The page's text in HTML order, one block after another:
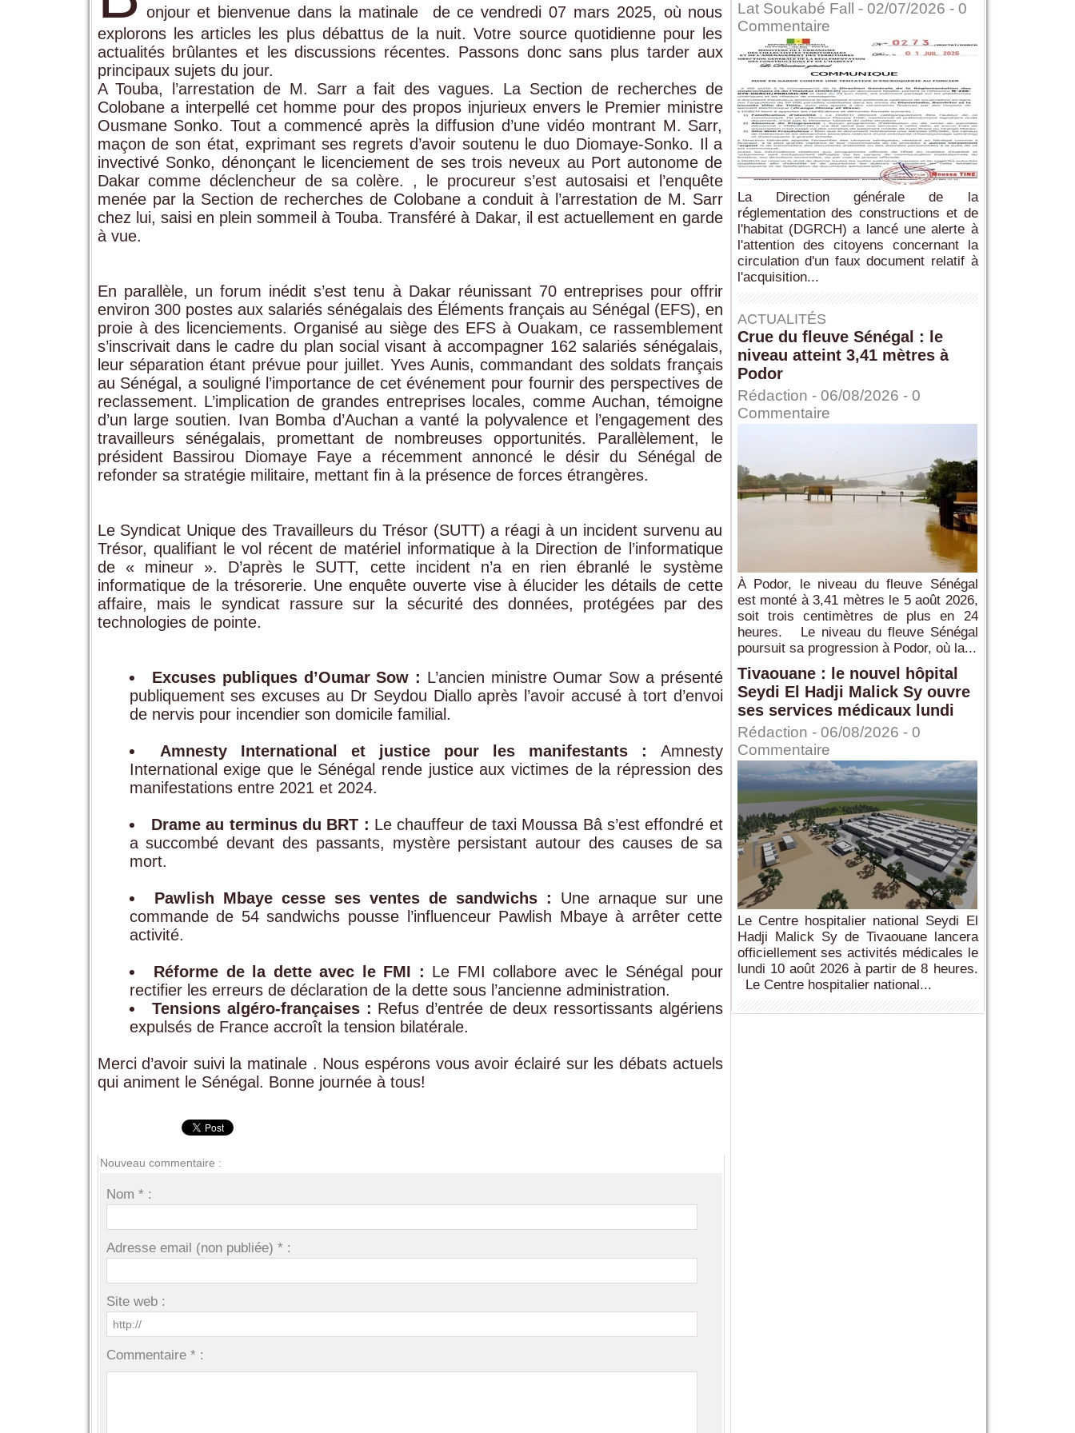
onjour et bienvenue dans la matinale de ce vendredi 07 mars 2025, où nous
explorons les articles les plus débattus de la nuit. Votre source quotidienne pour les
actualités brûlantes et les discussions récentes. Passons donc sans plus tarder aux
principaux sujets du jour.
A Touba, l’arrestation de M. Sarr a fait des vagues. La Section de recherches de
Colobane a interpellé cet homme pour des propos injurieux envers le Premier ministre
Ousmane Sonko. Tout a commencé après la diffusion d’une vidéo montrant M. Sarr,
maçon de son état, exprimant ses regrets d’avoir soutenu le duo Diomaye-Sonko. Il a
invectivé Sonko, dénonçant le licenciement de ses trois neveux au Port autonome de
Dakar comme déclencheur de sa colère. , le procureur s’est autosaisi et l’enquête
menée par la Section de recherches de Colobane a conduit à l’arrestation de M. Sarr
chez lui, saisi en plein sommeil à Touba. Transféré à Dakar, il est actuellement en garde
à vue.
En parallèle, un forum inédit s’est tenu à Dakar réunissant 70 entreprises pour offrir
environ 300 postes aux salariés sénégalais des Éléments français au Sénégal (EFS), en
proie à des licenciements. Organisé au siège des EFS à Ouakam, ce rassemblement
s’inscrivait dans le cadre du plan social visant à accompagner 162 salariés sénégalais,
leur séparation étant prévue pour juillet. Yves Aunis, commandant des soldats français
au Sénégal, a souligné l’importance de cet événement pour fournir des perspectives de
reclassement. L’implication de grandes entreprises locales, comme Auchan, témoigne
d’un large soutien. Ivan Bomba d’Auchan a vanté la polyvalence et l’engagement des
travailleurs sénégalais, promettant de nombreuses opportunités. Parallèlement, le
président Bassirou Diomaye Faye a récemment annoncé le désir du Sénégal de
refonder sa stratégie militaire, mettant fin à la présence de forces étrangères.
Le Syndicat Unique des Travailleurs du Trésor (SUTT) a réagi à un incident survenu au
Trésor, qualifiant le vol récent de matériel informatique à la Direction de l’informatique
de « mineur ». D’après le SUTT, cette incident n’a en rien ébranlé le système
informatique de la trésorerie. Une enquête ouverte vise à élucider les détails de cette
affaire, mais le syndicat rassure sur la sécurité des données, protégées par des
technologies de pointe.
Excuses publiques d’Oumar Sow : L’ancien ministre Oumar Sow a présenté
publiquement ses excuses au Dr Seydou Diallo après l’avoir accusé à tort d’envoi
de nervis pour incendier son domicile familial.
Amnesty International et justice pour les manifestants :
Amnesty
International exige que le Sénégal rende justice aux victimes de la répression des
manifestations entre 2021 et 2024.
Drame au terminus du BRT : Le chauffeur de taxi Moussa Bâ s’est effondré et
a succombé devant des passants, mystère persistant autour des causes de sa
mort.
Pawlish Mbaye cesse ses ventes de sandwichs : Une arnaque sur une
commande de 54 sandwichs pousse l’influenceur Pawlish Mbaye à arrêter cette
activité.
Réforme de la dette avec le FMI : Le FMI collabore avec le Sénégal pour
rectifier les erreurs de déclaration de la dette sous l’ancienne administration.
Tensions algéro-françaises : Refus d’entrée de deux ressortissants algériens
expulsés de France accroît la tension bilatérale.
Merci d’avoir suivi la matinale . Nous espérons vous avoir éclairé sur les débats actuels
qui animent le Sénégal. Bonne journée à tous!
Nouveau commentaire :
Nom * :
Adresse email (non publiée) * :
Site web :
Commentaire * :
Lat Soukabé Fall - 02/07/2026 - 0
Commentaire
La Direction générale de la
réglementation des constructions et de
l'habitat (DGRCH) a lancé une alerte à
l'attention des citoyens concernant la
circulation d'un faux document relatif à
l'acquisition...
ACTUALITÉS
Crue du fleuve Sénégal : le
niveau atteint 3,41 mètres à
Podor
Rédaction - 06/08/2026 - 0
Commentaire
À Podor, le niveau du fleuve Sénégal
est monté à 3,41 mètres le 5 août 2026,
soit trois centimètres de plus en 24
heures. Le niveau du fleuve Sénégal
poursuit sa progression à Podor, où la...
Tivaouane : le nouvel hôpital
Seydi El Hadji Malick Sy ouvre
ses services médicaux lundi
Rédaction - 06/08/2026 - 0
Commentaire
Le Centre hospitalier national Seydi El
Hadji Malick Sy de Tivaouane lancera
officiellement ses activités médicales le
lundi 10 août 2026 à partir de 8 heures.
Le Centre hospitalier national...